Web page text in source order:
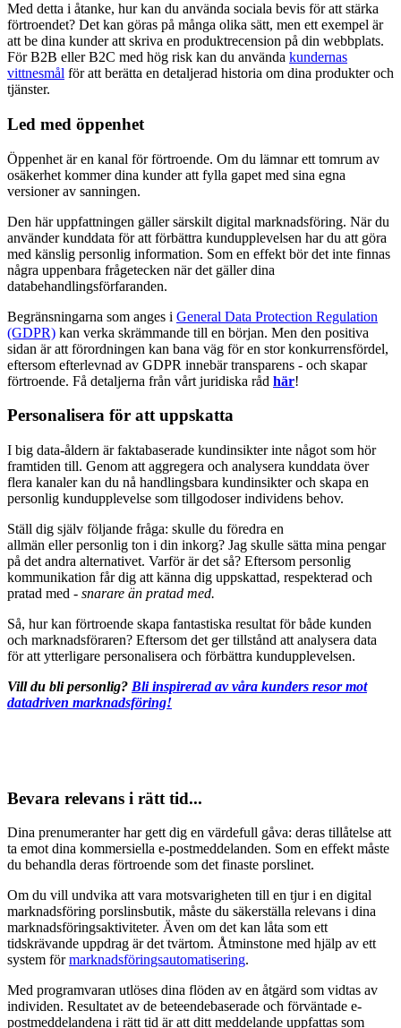
Med detta i åtanke, hur kan du använda sociala bevis för att stärka
förtroendet? Det kan göras på många olika sätt, men ett exempel är
att be dina kunder att skriva en produktrecension på din webbplats.
För B2B eller B2C med hög risk kan du använda kundernas
vittnesmål för att berätta en detaljerad historia om dina produkter och
tjänster.
Led med öppenhet
Öppenhet är en kanal för förtroende. Om du lämnar ett tomrum av
osäkerhet kommer dina kunder att fylla gapet med sina egna
versioner av sanningen.
Den här uppfattningen gäller särskilt digital marknadsföring. När du
använder kunddata för att förbättra kundupplevelsen har du att göra
med känslig personlig information. Som en effekt bör det inte finnas
några uppenbara frågetecken när det gäller dina
databehandlingsförfaranden.
Begränsningarna som anges i General Data Protection Regulation
(GDPR) kan verka skrämmande till en början. Men den positiva
sidan är att förordningen kan bana väg för en stor konkurrensfördel,
eftersom efterlevnad av GDPR innebär transparens - och skapar
förtroende. Få detaljerna från vårt juridiska råd här!
Personalisera för att uppskatta
I big data-åldern är faktabaserade kundinsikter inte något som hör
framtiden till. Genom att aggregera och analysera kunddata över
flera kanaler kan du nå handlingsbara kundinsikter och skapa en
personlig kundupplevelse som tillgodoser individens behov.
Ställ dig själv följande fråga: skulle du föredra en
allmän eller personlig ton i din inkorg? Jag skulle sätta mina pengar
på det andra alternativet. Varför är det så? Eftersom personlig
kommunikation får dig att känna dig uppskattad, respekterad och
pratad med - snarare än pratad med.
Så, hur kan förtroende skapa fantastiska resultat för både kunden
och marknadsföraren? Eftersom det ger tillstånd att analysera data
för att ytterligare personalisera och förbättra kundupplevelsen.
Vill du bli personlig? Bli inspirerad av våra kunders resor mot
datadriven marknadsföring!
Bevara relevans i rätt tid...
Dina prenumeranter har gett dig en värdefull gåva: deras tillåtelse att
ta emot dina kommersiella e-postmeddelanden. Som en effekt måste
du behandla deras förtroende som det finaste porslinet.
Om du vill undvika att vara motsvarigheten till en tjur i en digital
marknadsföring porslinsbutik, måste du säkerställa relevans i dina
marknadsföringsaktiviteter. Även om det kan låta som ett
tidskrävande uppdrag är det tvärtom. Åtminstone med hjälp av ett
system förmarknadsföringsautomatisering.
Med programvaran utlöses dina flöden av en åtgärd som vidtas av
individen. Resultatet av de beteendebaserade och förväntade e-
postmeddelandena i rätt tid är att ditt meddelande uppfattas som